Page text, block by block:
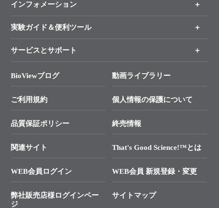
手法から製品を探す
新製品情報
オンライン注文
インフォメーション
キャンペーン
タカラバイオ各種会員募集のお知らせ
終売製品のお知らせ
価格改定のご案内
技術セミナーのご案内
タカラバイオ発表文献
実験ガイド＆便利ツール
リアルタイムPCR実験のススメ
幹細胞・再生医療研究ガイド
クローニング実験ガイド
SMARTer NGSポータルサイト
プライマー設計
制限酵素切断サイトの検索
ユーザーズボイス集
サービスとサポート
総合お問い合わせ
├ 実験コンシェルジュ
├ 受託サービスお問い合わせ
資料請求 機器関連
BioViewブログ 動画ライブラリー
ご利用規約 個人情報の保護について
品質保証ポリシー 終売情報
関連サイト That's Good Science!™とは
WEB会員ログイン WEB会員 新規登録・変更
弊社販売店様ログインペー
ジ
サイトマップ